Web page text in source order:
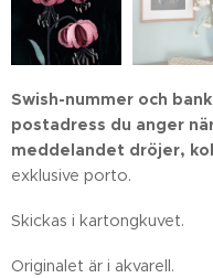
Swish-nummer och
postadress du anger
meddelandet dröjer,
exklusive porto.
Skickas i kartongkuvet.
Originalet är i akvarell.